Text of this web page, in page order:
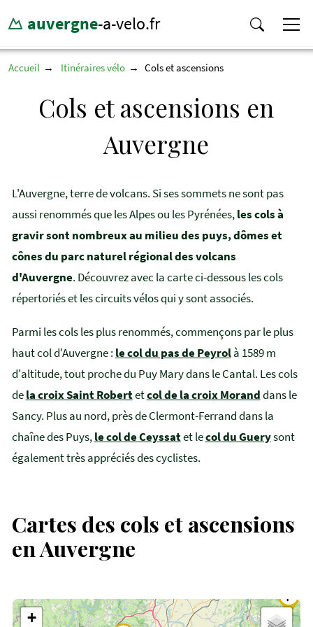
auvergne-a-velo.fr
Accueil Itinéraires vélo Cols et ascensions
Cols et ascensions en
Auvergne
L'Auvergne, terre de volcans. Si ses sommets ne sont pas
aussi renommés que les Alpes ou les Pyrénées,les cols à
gravir sont nombreux au milieu des puys, dômes et
cônes du parc naturel régional des volcans
d'Auvergne. Découvrez avec la carte ci-dessous les cols
répertoriés et les circuits vélos qui y sont associés.
Parmi les cols les plus renommés, commençons par le plus
haut col d'Auvergne : le col du pas de Peyrolà 1589 m
d'altitude, tout proche du Puy Mary dans le Cantal. Les cols
dela croix Saint Robertetcol de la croix Moranddans le
Sancy. Plus au nord, près de Clermont-Ferrand dans la
chaîne des Puys,le col de Ceyssatet lecol du Guerysont
également très appréciés des cyclistes.
Cartes des cols et ascensions
en Auvergne
+